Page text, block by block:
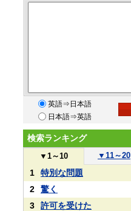
英語⇒日本語
日本語⇒英語
検索ランキング
▼ 1～10 ▼ 11～20
1
特別な問題
2
驚く
3
許可を受けた